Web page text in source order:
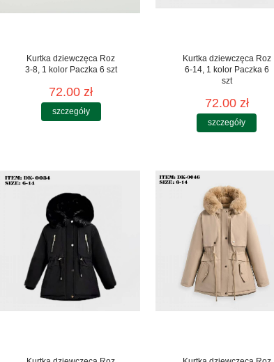
Kurtka dziewczęca Roz
3-8, 1 kolor Paczka 6 szt
72.00 zł
szczegóły
Kurtka dziewczęca Roz
6-14, 1 kolor Paczka 6
szt
72.00 zł
szczegóły